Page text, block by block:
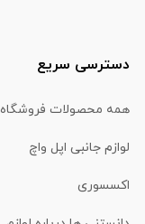
دسترسی سریع
همه محصولات فروشگاه
لوازم جانبی اپل واچ
اکسسوری